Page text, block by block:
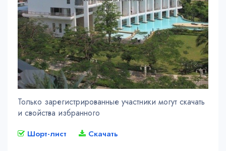
Только зарегистрированные участники могут скачать
и свойства избранного
Шорт-лист Скачать